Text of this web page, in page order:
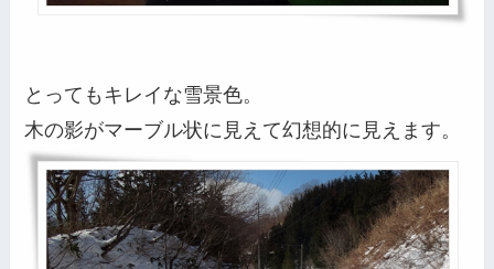
とってもキレイな雪景色。
木の影がマーブル状に見えて幻想的に見えます。